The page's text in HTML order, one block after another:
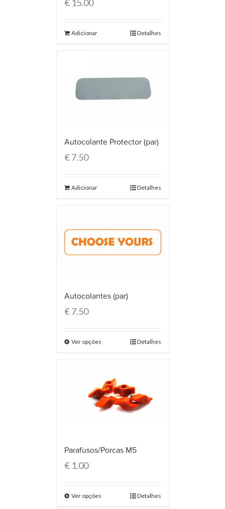
€15.00
Adicionar Detalhes
Autocolante Protector (par)
€7.50
Adicionar Detalhes
Autocolantes (par)
€7.50
Ver opções Detalhes
Parafusos/Porcas M5
€1.00
Ver opções Detalhes